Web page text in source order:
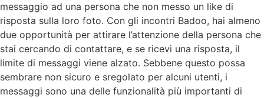
messaggio ad una persona che non messo un like di
risposta sulla loro foto. Con gli incontri Badoo, hai almeno
due opportunità per attirare l’attenzione della persona che
stai cercando di contattare, e se ricevi una risposta, il
limite di messaggi viene alzato. Sebbene questo possa
sembrare non sicuro e sregolato per alcuni utenti, i
messaggi sono una delle funzionalità più importanti di